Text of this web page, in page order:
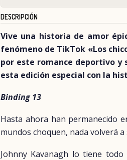
DESCRIPCIÓN
Vive una historia de amor
fenómeno de TikTok «Los
por este romance deportivo y
esta edición especial con la
Binding 13
Hasta ahora han permanecido
mundos choquen, nada volverá a
Johnny Kavanagh lo tiene